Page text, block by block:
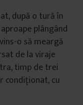
după o tură în
plângând
o să meargă
de la viraje
timp de trei
condiționat, cu